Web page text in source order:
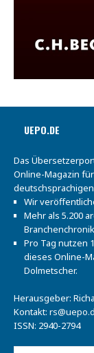
UEPO.DE
Das
Online-Magazin
deutschsprachigen
Wir
Mehr als 5.200
Pro Tag nutzen
dieses Online-
Dolmetscher.
Herausgeber:
Kontakt:
ISSN: 2940-2794